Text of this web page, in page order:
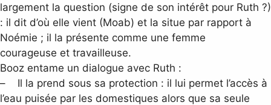
largement la question (signe de son intérêt pour Ruth ?)
: il dit d’où elle vient (Moab) et la situe par rapport à
Noémie ; il la présente comme une femme
courageuse et travailleuse.
Booz entame un dialogue avec Ruth :
– Il la prend sous sa protection : il lui permet l’accès à
l’eau puisée par les domestiques alors que sa seule